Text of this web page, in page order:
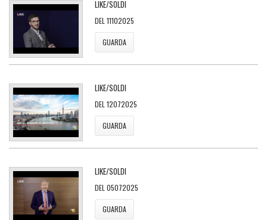
LIKE/SOLDI
DEL 11102025
GUARDA
LIKE/SOLDI
DEL 12072025
GUARDA
LIKE/SOLDI
DEL 05072025
GUARDA